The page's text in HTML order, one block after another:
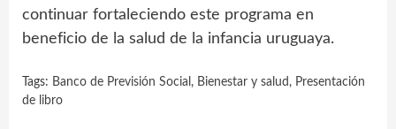
continuar fortaleciendo este programa en
beneficio de la salud de la infancia uruguaya.
Tags: Banco de Previsión Social , Bienestar y salud , Presentación
de libro